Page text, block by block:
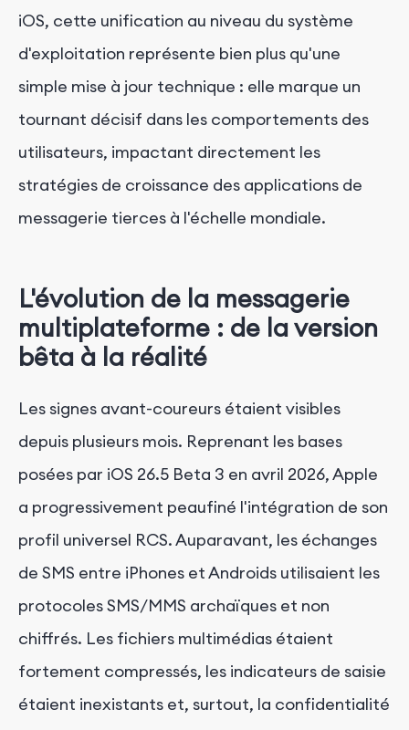
iOS, cette unification au niveau du système
d'exploitation représente bien plus qu'une
simple mise à jour technique : elle marque un
tournant décisif dans les comportements des
utilisateurs, impactant directement les
stratégies de croissance des applications de
messagerie tierces à l'échelle mondiale.
L'évolution de la messagerie
multiplateforme : de la version
bêta à la réalité
Les signes avant-coureurs étaient visibles
depuis plusieurs mois. Reprenant les bases
posées par iOS 26.5 Beta 3 en avril 2026, Apple
a progressivement peaufiné l'intégration de son
profil universel RCS. Auparavant, les échanges
de SMS entre iPhones et Androids utilisaient les
protocoles SMS/MMS archaïques et non
chiffrés. Les fichiers multimédias étaient
fortement compressés, les indicateurs de saisie
étaient inexistants et, surtout, la confidentialité